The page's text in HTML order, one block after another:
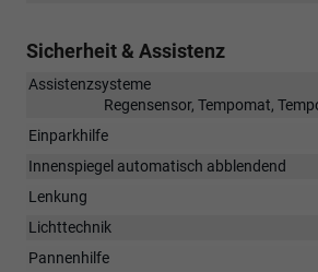
Sicherheit & Assistenz
Assistenzsysteme
Regensensor, Tempomat,
Einparkhilfe
Innenspiegel automatisch abblendend
Lenkung
Lichttechnik
Pannenhilfe